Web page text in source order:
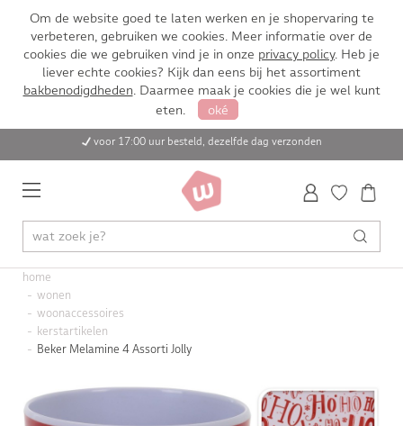
Om de website goed te laten werken en je shopervaring te
verbeteren, gebruiken we cookies. Meer informatie over de
cookies die we gebruiken vind je in onze privacy policy. Heb je
liever echte cookies? Kijk dan eens bij het assortiment
bakbenodigdheden. Daarmee maak je cookies die je wel kunt
eten.
oké
voor 17:00 uur besteld, dezelfde dag verzonden
home
wonen
woonaccessoires
kerstartikelen
Beker Melamine 4 Assorti Jolly